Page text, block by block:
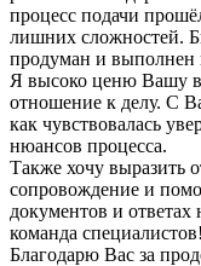
процесс подачи
лишних сложностей.
продуман и выполнен
Я высоко ценю Вашу
отношение к делу. С
как чувствовалась
нюансов процесса.
Также хочу выразить
сопровождение и
документов и
команда специалистов!
Благодарю Вас за